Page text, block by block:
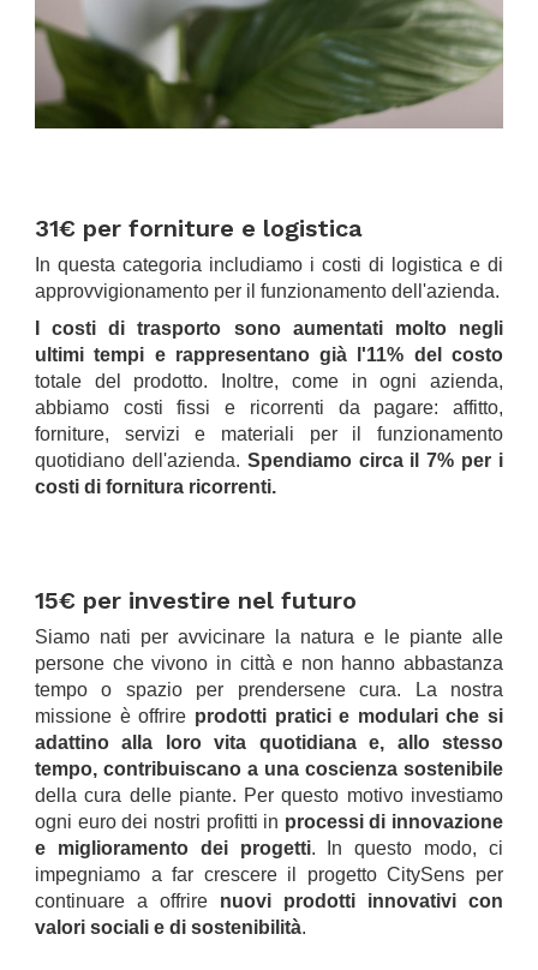
31€ per forniture e logistica
In questa categoria includiamo i costi di logistica e di
approvvigionamento per il funzionamento dell'azienda.
I costi di trasporto sono aumentati molto negli
ultimi tempi e rappresentano già l'11% del costo
totale del prodotto. Inoltre, come in ogni azienda,
abbiamo costi fissi e ricorrenti da pagare: affitto,
forniture, servizi e materiali per il funzionamento
quotidiano dell'azienda. Spendiamo circa il 7% per i
costi di fornitura ricorrenti.
15€ per investire nel futuro
Siamo nati per avvicinare la natura e le piante alle
persone che vivono in città e non hanno abbastanza
tempo o spazio per prendersene cura. La nostra
missione è offrire prodotti pratici e modulari che si
adattino alla loro vita quotidiana e, allo stesso
tempo, contribuiscano a una coscienza sostenibile
della cura delle piante. Per questo motivo investiamo
ogni euro dei nostri profitti in processi di innovazione
e miglioramento dei progetti. In questo modo, ci
impegniamo a far crescere il progetto CitySens per
continuare a offrire nuovi prodotti innovativi con
valori sociali e di sostenibilità.